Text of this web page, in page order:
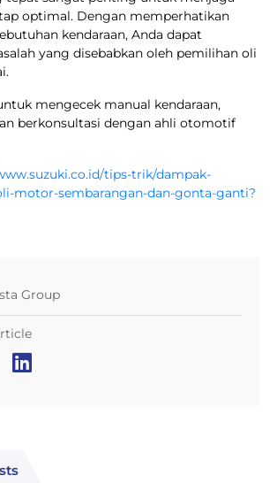
optimal. Dengan memperhatikan
kendaraan, Anda dapat
yang disebabkan oleh pemilihan oli
mengecek manual kendaraan,
berkonsultasi dengan ahli otomotif
tips-trik/dampak-
motor-sembarangan-dan-gonta-ganti?
Group